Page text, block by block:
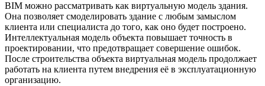
BIM можно рассматривать как виртуальную модель здания.
Она позволяет смоделировать здание с любым замыслом
клиента или специалиста до того, как оно будет построено.
Интеллектуальная модель объекта повышает точность в
проектировании, что предотвращает совершение ошибок.
После строительства объекта виртуальная модель продолжает
работать на клиента путем внедрения её в эксплуатационную
организацию.